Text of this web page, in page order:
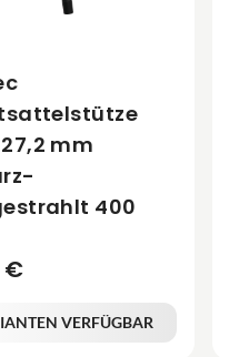
mm
400
€
VERFÜGBAR